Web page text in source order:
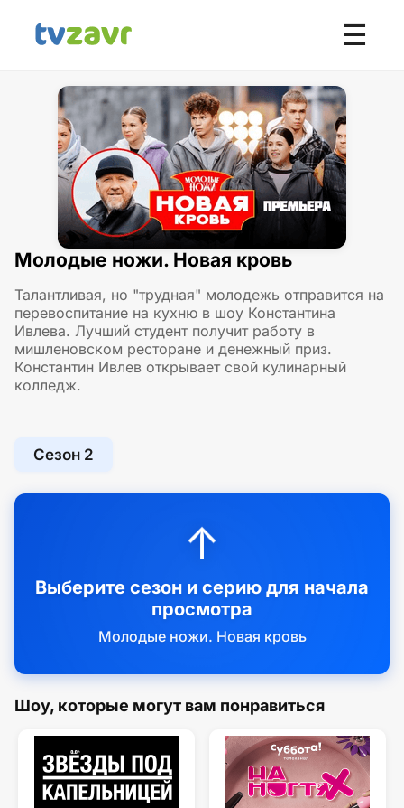
☰
Молодые ножи. Новая кровь
Талантливая, но "трудная" молодежь отправится на
перевоспитание на кухню в шоу Константина
Ивлева. Лучший студент получит работу в
мишленовском ресторане и денежный приз.
Константин Ивлев открывает свой кулинарный
колледж.
Сезон 2
↑
Выберите сезон и серию для начала
просмотра
Молодые ножи. Новая кровь
Шоу, которые могут вам понравиться